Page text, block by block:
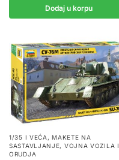
Dodaj u korpu
1/35 I VEĆA , MAKETE NA
SASTAVLJANJE, VOJNA VOZILA I
ORUDJA